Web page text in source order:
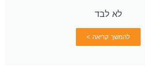
לא לבד
להמשך קריאה >